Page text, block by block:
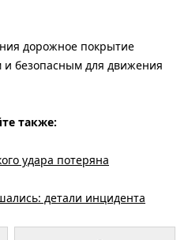
дорожное покрытие
безопасным для движения
также:
удара потеряна
детали инцидента